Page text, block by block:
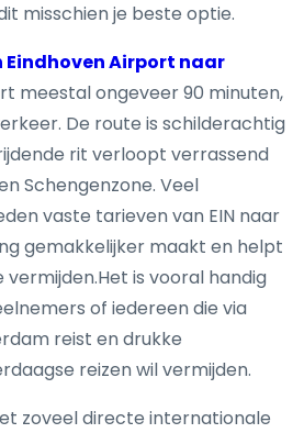
misschien je beste optie.
Eindhoven Airport naar
meestal ongeveer 90 minuten,
De route is schilderachtig
rit verloopt verrassend
Schengenzone. Veel
vaste tarieven van EIN naar
gemakkelijker maakt en helpt
is vooral handig
of iedereen die via
reist en drukke
reizen wil vermijden.
zoveel directe internationale